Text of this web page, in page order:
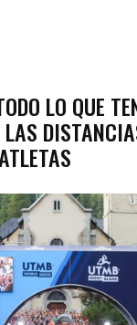
LO QUE
LAS